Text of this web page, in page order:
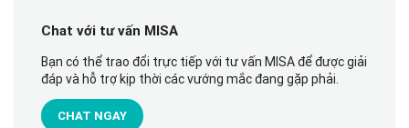
Chat với tư vấn MISA
Bạn có thể trao đổi trực tiếp với tư vấn MISA để được giải
đáp và hỗ trợ kịp thời các vướng mắc đang gặp phải.
CHAT NGAY